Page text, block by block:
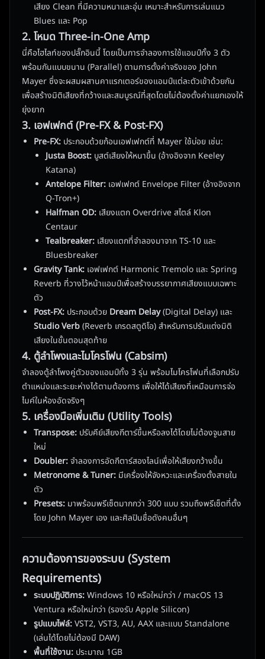
เสียง Clean ที่มีความหนาและอุ่น เหมาะสำหรับการเล่นแนว
Blues และ Pop
2. โหมด Three-in-One Amp
นี่คือไฮไลท์ของปลั๊กอินนี้ โดยเป็นการจำลองการใช้แอมป์ทั้ง 3 ตัว
พร้อมกันแบบขนาน (Parallel) ตามการตั้งค่าจริงของ John
Mayer ซึ่งจะผสมผสานคาแรกเตอร์ของแอมป์แต่ละตัวเข้าด้วยกัน
เพื่อสร้างมิติเสียงที่กว้างและสมบูรณ์ที่สุดโดยไม่ต้องตั้งค่าแยกเองให้
ยุ่งยาก
3. เอฟเฟกต์ (Pre-FX & Post-FX)
Pre-FX: ประกอบด้วยก้อนเอฟเฟกต์ที่ Mayer ใช้บ่อย เช่น:
Justa Boost: บูสต์เสียงให้หนาขึ้น (อ้างอิงจาก Keeley
Katana)
Antelope Filter: เอฟเฟกต์ Envelope Filter (อ้างอิงจาก
Q-Tron+)
Halfman OD: เสียงแตก Overdrive สไตล์ Klon
Centaur
Tealbreaker: เสียงแตกที่จำลองมาจาก TS-10 และ
Bluesbreaker
Gravity Tank: เอฟเฟกต์ Harmonic Tremolo และ Spring
Reverb ที่วางไว้หน้าแอมป์เพื่อสร้างบรรยากาศเสียงแบบเฉพาะ
ตัว
Post-FX: ประกอบด้วย Dream Delay(Digital Delay) และ
Studio Verb(Reverb เกรดสตูดิโอ) สำหรับการปรับแต่งมิติ
เสียงในขั้นตอนสุดท้าย
4. ตู้ลำโพงและไมโครโฟน (Cabsim)
จำลองตู้ลำโพงคู่ตัวของแอมป์ทั้ง 3 รุ่น พร้อมไมโครโฟนที่เลือกปรับ
ตำแหน่งและระยะห่างได้ตามต้องการ เพื่อให้ได้เสียงที่เหมือนการจ่อ
ไมค์ในห้องอัดจริงๆ
5. เครื่องมือเพิ่มเติม (Utility Tools)
Transpose: ปรับคีย์เสียงกีตาร์ขึ้นหรือลงได้โดยไม่ต้องจูนสาย
ใหม่
Doubler:จำลองการอัดกีตาร์สองไลน์เพื่อให้เสียงกว้างขึ้น
Metronome & Tuner: มีเครื่องให้จังหวะและเครื่องตั้งสายใน
ตัว
Presets: มาพร้อมพรีเซ็ตมากกว่า 300 แบบ รวมถึงพรีเซ็ตที่ตั้ง
โดย John Mayer เอง และศิลปินชื่อดังคนอื่นๆ
ความต้องการของระบบ (System
Requirements)
ระบบปฏิบัติการ:Windows 10 หรือใหม่กว่า / macOS 13
Ventura หรือใหม่กว่า (รองรับ Apple Silicon)
รูปแบบไฟล์:VST2, VST3, AU, AAX และแบบ Standalone
(เล่นได้โดยไม่ต้องมี DAW)
พื้นที่ใช้งาน: ประมาณ 1GB